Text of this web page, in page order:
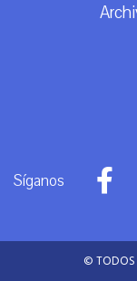
Síganos
© TODOS